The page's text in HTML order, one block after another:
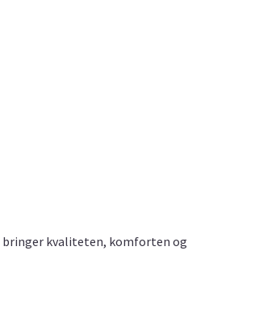
bringer kvaliteten, komforten og